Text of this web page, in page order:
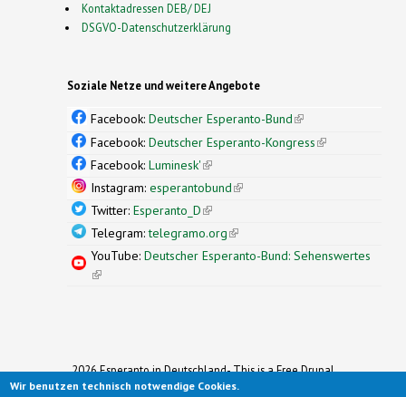
Kontaktadressen DEB/ DEJ
DSGVO-Datenschutzerklärung
Soziale Netze und weitere Angebote
Facebook: Deutscher Esperanto-Bund(link is
external)
Facebook: Deutscher Esperanto-Kongress(link is
Facebook: Luminesk'(link is external)
Instagram: esperantobund(link is external)
Twitter: Esperanto_D(link is external)
Telegram:telegramo.org(link is external)
YouTube: Deutscher Esperanto-Bund: Sehenswertes
(link is external)
2026 Esperanto in Deutschland- This is a Free Drupal
Theme
Wir benutzen technisch notwendige Cookies.